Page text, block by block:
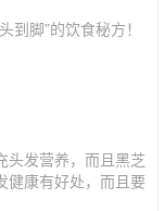
脚”的饮食秘方！
头发营养，而且黑芝
健康有好处，而且要